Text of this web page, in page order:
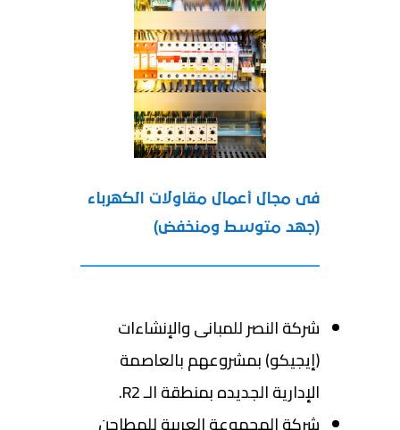
فى مجال أعمال مقاولات الكهرباء
(جهد متوسط ومنخفض)
​شركة النصر للمبانى والإنشاءات
(إيجيكو) بمشروعهم بالعاصمة
الإدارية الجديده بمنطقة الـ R2.